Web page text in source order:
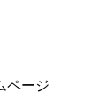
ページ